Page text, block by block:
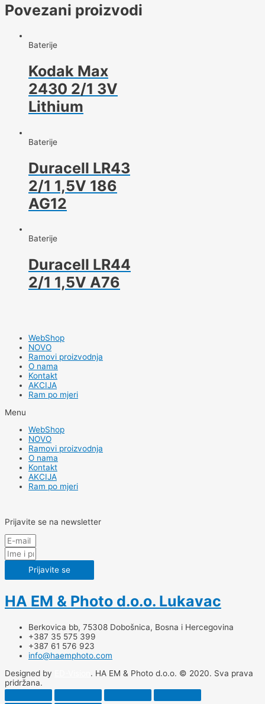
Povezani proizvodi
Baterije
Kodak Max
2430 2/1 3V
Lithium
Baterije
Duracell LR43
2/1 1,5V 186
AG12
Baterije
Duracell LR44
2/1 1,5V A76
WebShop
NOVO
Ramovi proizvodnja
O nama
Kontakt
AKCIJA
Ram po mjeri
Menu
WebShop
NOVO
Ramovi proizvodnja
O nama
Kontakt
AKCIJA
Ram po mjeri
Prijavite se na newsletter
Prijavite se
HA EM & Photo d.o.o. Lukavac
Berkovica bb, 75308 Dobošnica, Bosna i Hercegovina
+387 35 575 399
+387 61 576 923
info@haemphoto.com
Designed by
. HA EM & Photo d.o.o. © 2020. Sva prava
pridržana.